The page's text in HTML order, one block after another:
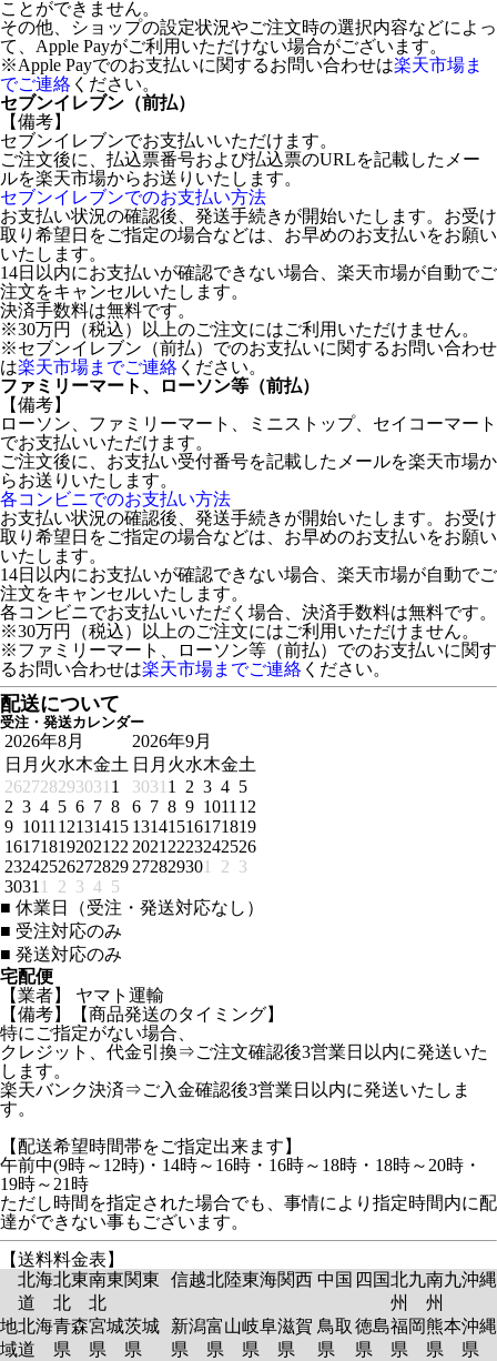
ことができません。
その他、ショップの設定状況やご注文時の選択内容などによっ
て、Apple Payがご利用いただけない場合がございます。
※Apple Payでのお支払いに関するお問い合わせは楽天市場ま
でご連絡 ください。
セブンイレブン（前払）
【備考】
セブンイレブンでお支払いいただけます。
ご注文後に、払込票番号および払込票のURLを記載したメー
ルを楽天市場からお送りいたします。
セブンイレブンでのお支払い方法
お支払い状況の確認後、発送手続きが開始いたします。お受け
取り希望日をご指定の場合などは、お早めのお支払いをお願い
いたします。
14日以内にお支払いが確認できない場合、楽天市場が自動でご
注文をキャンセルいたします。
決済手数料は無料です。
※30万円（税込）以上のご注文にはご利用いただけません。
※セブンイレブン（前払）でのお支払いに関するお問い合わせ
は楽天市場までご連絡 ください。
ファミリーマート、ローソン等（前払）
【備考】
ローソン、ファミリーマート、ミニストップ、セイコーマート
でお支払いいただけます。
ご注文後に、お支払い受付番号を記載したメールを楽天市場か
らお送りいたします。
各コンビニでのお支払い方法
お支払い状況の確認後、発送手続きが開始いたします。お受け
取り希望日をご指定の場合などは、お早めのお支払いをお願い
いたします。
14日以内にお支払いが確認できない場合、楽天市場が自動でご
注文をキャンセルいたします。
各コンビニでお支払いいただく場合、決済手数料は無料です。
※30万円（税込）以上のご注文にはご利用いただけません。
※ファミリーマート、ローソン等（前払）でのお支払いに関す
るお問い合わせは楽天市場までご連絡 ください。
配送について
受注・発送カレンダー
2026年8月
日 月 火水木金土
262728293031 1
2 3 4 5 6 7 8
9 1011 12131415
161718192021 22
23242526272829
3031 1 2 3 4 5
2026年9月
日 月 火水木金土
3031 1 2 3 4 5
6 7 8 9 1011 12
13141516171819
2021 2223242526
272829301 2 3
■ 休業日（受注・発送対応なし）
■ 受注対応のみ
■ 発送対応のみ
宅配便
【業者】 ヤマト運輸
【備考】【商品発送のタイミング】
特にご指定がない場合、
クレジット、代金引換⇒ご注文確認後3営業日以内に発送いた
します。
楽天バンク決済⇒ご入金確認後3営業日以内に発送いたしま
す。
【配送希望時間帯をご指定出来ます】
午前中(9時～12時)・14時～16時・16時～18時・18時～20時・
19時～21時
ただし時間を指定された場合でも、事情により指定時間内に配
達ができない事もございます。
【送料料金表】
北海
道
北東
北
南東
北
関東 信越北陸東海関西 中国 四国北九
州
南九
州
沖縄
地
域
北海
道
青森
県
宮城
県
茨城
県
新潟
県
富山
県
岐阜
県
滋賀
県
鳥取
県
徳島
県
福岡
県
熊本
県
沖縄
県